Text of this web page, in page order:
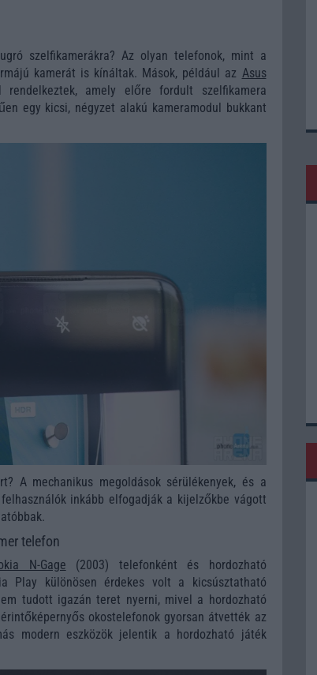
szelfikamerákra? Az olyan telefonok, mint a
kamerát is kínáltak. Mások, például az Asus
amely előre fordult szelfikamera
egy kicsi, négyzet alakú kameramodul bukkant
A mechanikus megoldások sérülékenyek, és a
inkább elfogadják a kijelzőkbe vágott
telefon
N-Gage (2003) telefonként és hordozható
Play különösen érdekes volt a kicsúsztatható
tudott igazán teret nyerni, mivel a hordozható
okostelefonok gyorsan átvették az
modern eszközök jelentik a hordozható játék